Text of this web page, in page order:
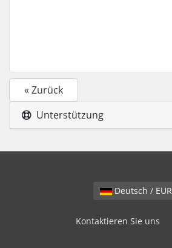
« Zurück
Unterstützung
Deutsch / EUR
Kontaktieren Sie uns